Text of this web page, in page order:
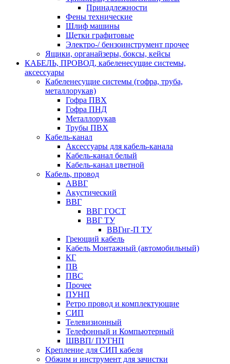
Принадлежности
Фены технические
Шлиф машины
Щетки графитовые
Электро-/ бензоинструмент прочее
Ящики, органайзеры, боксы, кейсы
КАБЕЛЬ, ПРОВОД, кабеленесущие системы,
аксессуары
Кабеленесущие системы (гофра, труба,
металлорукав)
Гофра ПВХ
Гофра ПНД
Металлорукав
Трубы ПВХ
Кабель-канал
Аксессуары для кабель-канала
Кабель-канал белый
Кабель-канал цветной
Кабель, провод
АВВГ
Акустический
ВВГ
ВВГ ГОСТ
ВВГ ТУ
ВВГнг-П ТУ
Греющий кабель
Кабель Монтажный (автомобильный)
КГ
ПВ
ПВС
Прочее
ПУНП
Ретро провод и комплектующие
СИП
Телевизионный
Телефонный и Компьютерный
ШВВП/ ПУГНП
Крепление для СИП кабеля
Обжим и инструмент для зачистки